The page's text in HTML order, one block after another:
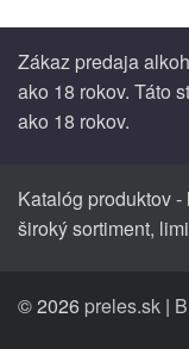
Zákaz predaja
ako 18 rokov. Táto
ako 18 rokov.
Katalóg produktov
široký sortiment,
© 2026 preles.sk |